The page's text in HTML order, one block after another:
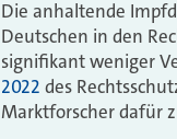
Die anhaltende
Deutschen in den
signifikant weniger
2022 des
Marktforscher dafür